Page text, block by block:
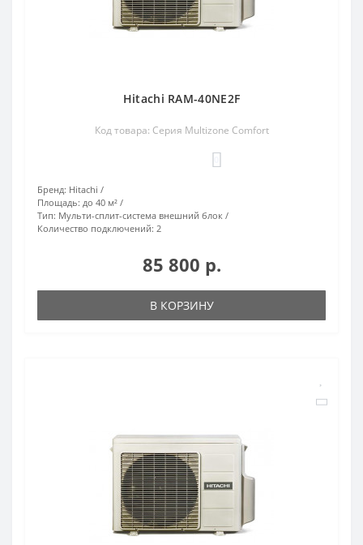
Hitachi RAM-40NE2F
Код товара: Серия Multizone Comfort
Бренд: Hitachi
Площадь: до 40 м²
Тип: Мульти-сплит-система внешний блок
Количество подключений: 2
85 800 р.
В КОРЗИНУ